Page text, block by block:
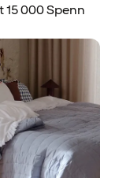
15 000 Spenn